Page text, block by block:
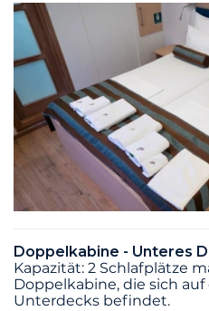
Doppelkabine - Unteres
Kapazität: 2 Schlafplätze
Doppelkabine, die sich
Unterdecks befindet.